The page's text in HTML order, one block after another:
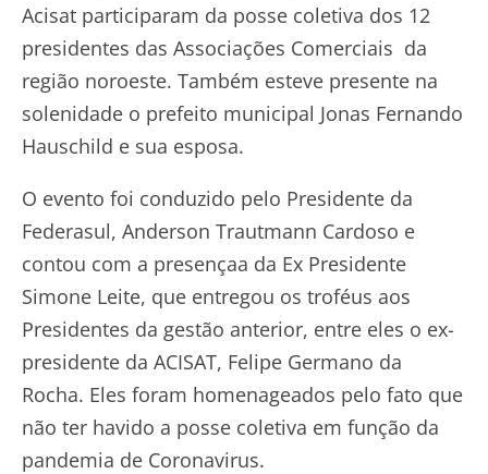
Acisat participaram da posse coletiva dos 12
presidentes das Associações Comerciais da
região noroeste. Também esteve presente na
solenidade o prefeito municipal Jonas Fernando
Hauschild e sua esposa.
O evento foi conduzido pelo Presidente da
Federasul, Anderson Trautmann Cardoso e
contou com a presençaa da Ex Presidente
Simone Leite, que entregou os troféus aos
Presidentes da gestão anterior, entre eles o ex-
presidente da ACISAT, Felipe Germano da
Rocha. Eles foram homenageados pelo fato que
não ter havido a posse coletiva em função da
pandemia de Coronavirus.